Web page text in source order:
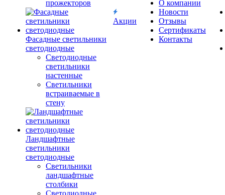
прожекторов
Фасадные светильники
светодиодные
Светодиодные
светильники
настенные
Светильники
встраиваемые в
стену
Ландшафтные
светильники
светодиодные
Светильники
ландшафтные
столбики
Светодиодные
Акции
О компании
Новости
Отзывы
Сертификаты
Контакты